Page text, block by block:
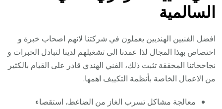
السالمية
افضل الفنيين الهنديين يعملون في شركتنا لانهم اصحاب خبرة و
اختصاص بهذا المجال لذا عمدنا الى تشغيلهم لدينا لتبادل الخبرات و
نجاححاتنا المحققة تثبت ذلك، الفني الهندي قادر على القيام بالكثير
من الاعمال الخاصة بأنظمة التكييف اهمها.
معالجة مشاكل تسرب الغاز من الضاغط، استقصاء